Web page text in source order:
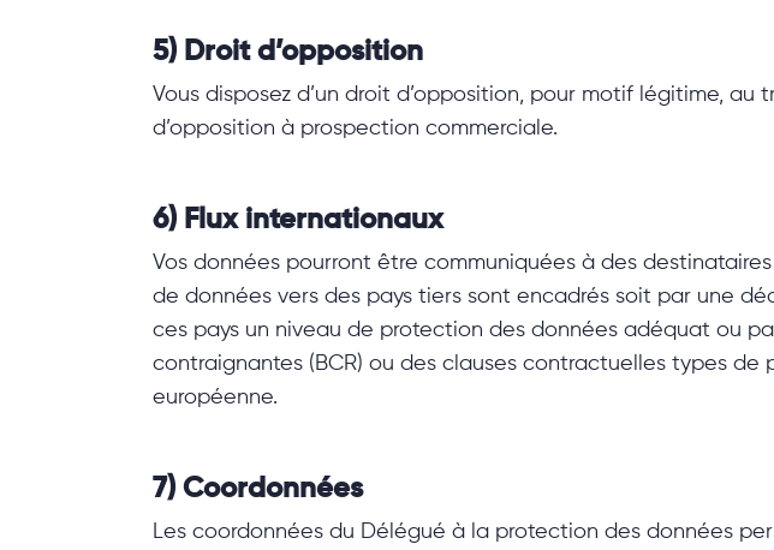
5) Droit d’opposition
Vous disposez d’un droit d’opposition, pour motif légitime,
d’opposition à prospection commerciale.
6) Flux internationaux
Vos données pourront être communiquées à des
de données vers des pays tiers sont encadrés soit par une
ces pays un niveau de protection des données adéquat ou
contraignantes (BCR) ou des clauses contractuelles types
européenne.
7) Coordonnées
Les coordonnées du Délégué à la protection des données